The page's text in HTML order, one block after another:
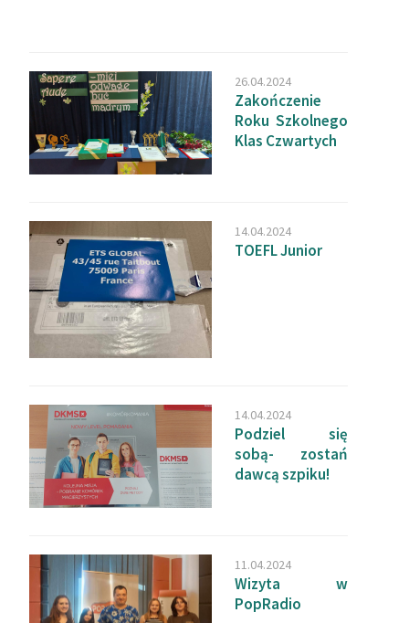
26.04.2024
Zakończenie
Roku Szkolnego
Klas Czwartych
14.04.2024
TOEFL Junior
14.04.2024
Podziel się
sobą- zostań
dawcą szpiku!
11.04.2024
Wizyta w
PopRadio